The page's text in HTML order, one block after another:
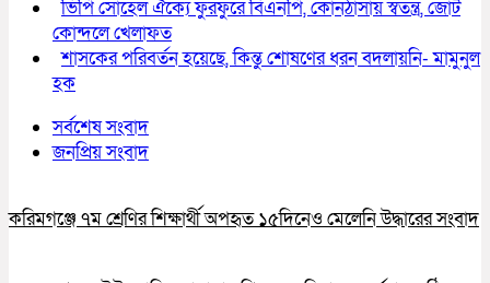
ভিপি সোহেল ঐক্যে ফুরফুরে বিএনপি, কোনঠাসায় স্বতন্ত্র, জোট
কোন্দলে খেলাফত
শাসকের পরিবর্তন হয়েছে, কিন্তু শোষণের ধরন বদলায়নি- মামুনুল
হক
সর্বশেষ সংবাদ
জনপ্রিয় সংবাদ
করিমগঞ্জে ৭ম শ্রেণির শিক্ষার্থী অপহৃত ১৫দিনেও মেলেনি উদ্ধারের সংবাদ